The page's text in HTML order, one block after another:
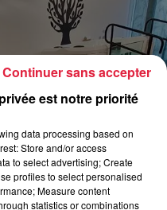
est notre priorité
data processing based on
Store and/or access
to select advertising; Create
profiles to select personalised
Measure content
statistics or combinations
Continuer sans accepter